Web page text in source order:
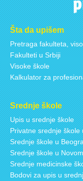
Šta da upišem
Pretraga fakulteta,
Fakulteti u Srbiji
Visoke škole
Kalkulator za
Srednje škole
Upis u srednje škole
Privatne srednje škole
Srednje škole u
Srednje škole u
Srednje medicinske
Bodovi za upis u